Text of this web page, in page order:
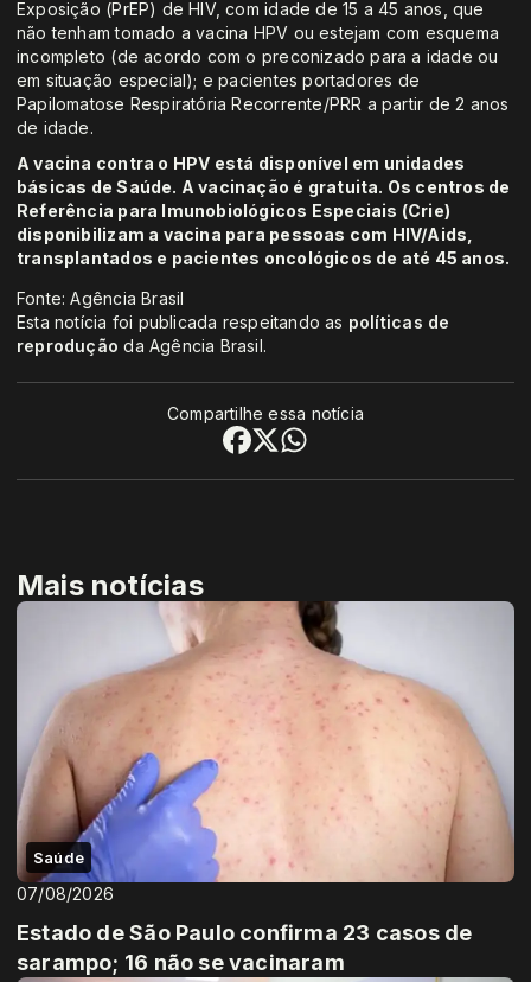
Exposição (PrEP) de HIV, com idade de 15 a 45 anos, que
não tenham tomado a vacina HPV ou estejam com esquema
incompleto (de acordo com o preconizado para a idade ou
em situação especial); e pacientes portadores de
Papilomatose Respiratória Recorrente/PRR a partir de 2 anos
de idade.
A vacina contra o HPV está disponível em unidades
básicas de Saúde. A vacinação é gratuita. Os centros de
Referência para Imunobiológicos Especiais (Crie)
disponibilizam a vacina para pessoas com HIV/Aids,
transplantados e pacientes oncológicos de até 45 anos.
Fonte: Agência Brasil
Esta notícia foi publicada respeitando as políticas de
reprodução da Agência Brasil.
Compartilhe essa notícia
Mais notícias
Saúde
07/08/2026
Estado de São Paulo confirma 23 casos de
sarampo; 16 não se vacinaram